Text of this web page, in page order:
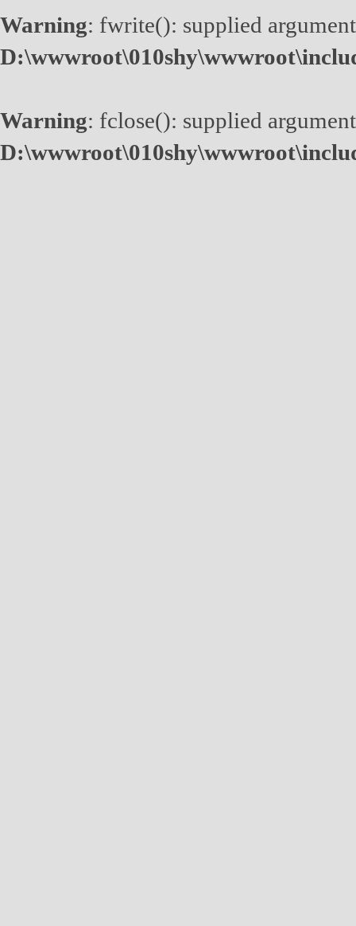
Warning: fwrite(): supplied
Warning: fclose(): supplied